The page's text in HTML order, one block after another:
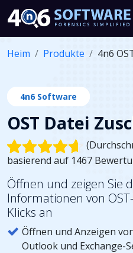
Heim Produkte 4n6
4n6 Software
OST Datei
basierend auf 1467
Öffnen und zeigen Sie
Informationen von
Klicks an
Öffnen und Anzeigen
Outlook und Exchange-